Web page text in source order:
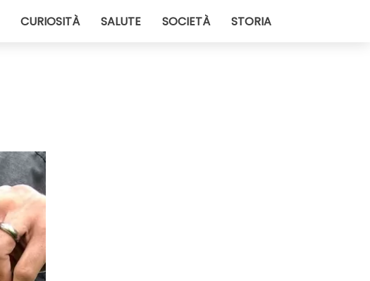
CURIOSITÀ SALUTE SOCIETÀ STORIA